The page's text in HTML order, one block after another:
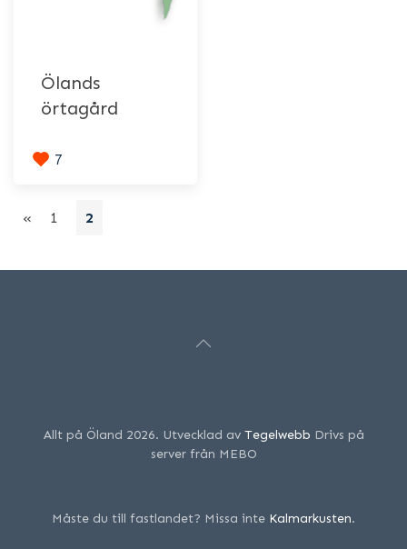
Ölands
örtagård
7
« 1 2
Allt på Öland 2026. Utvecklad av Tegelwebb Drivs på
server från MEBO
Måste du till fastlandet? Missa inte Kalmarkusten.